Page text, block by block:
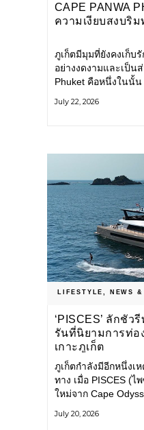
CAPE PANWA
ความเงียบสงบริ
ภูเก็ตมีมุมที่ยังคงเก็บ
อย่างงดงามและเป็น
Phuket คือหนึ่งในนั้
แหลมพันวา ทางตะวั
July 22, 2026
LIFESTYLE, NEWS
‘PISCES’ ลักชัว
รันที่นิยามการท่อ
เกาะภูเก็ต
ภูเก็ตกำลังมีอีกหนึ่งเ
ทาง เมื่อ PISCES (
ใหม่จาก Cape
ไป ผสานความสะดว
July 20, 2026